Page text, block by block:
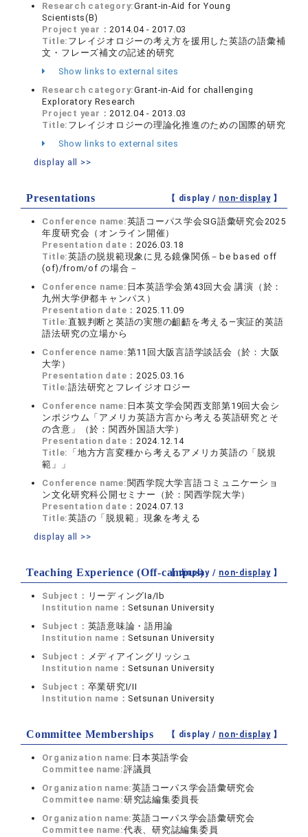
Research category:Grant-in-Aid for Young
Scientists(B)
Project year：2014.04 - 2017.03
Title: フレイジオロジーの考え方を援用した英語の語彙補
文・フレーズ補文の記述的研究
Show links to external sites
Research category:Grant-in-Aid for challenging
Exploratory Research
Project year：2012.04 - 2013.03
Title: フレイジオロジーの理論化推進のための国際的研究
Show links to external sites
display all >>
Presentations 【 display / non-display】
Conference name:英語コーパス学会SIG語彙研究会2025
年度研究会（オンライン開催）
Presentation date：2026.03.18
Title:英語の脱規範現象に見る鏡像関係－be based off
(of)/from/of の場合－
Conference name: 日本英語学会第43回大会 講演（於：
九州大学伊都キャンパス）
Presentation date：2025.11.09
Title:直観判断と英語の実態の齟齬を考える―実証的英語
語法研究の立場から
Conference name:第11回大阪言語学談話会（於：大阪
大学）
Presentation date：2025.03.16
Title:語法研究とフレイジオロジー
Conference name: 日本英文学会関西支部第19回大会シ
ンポジウム「アメリカ英語方言から考える英語研究とそ
の含意」（於：関西外国語大学）
Presentation date：2024.12.14
Title: 「地方方言変種から考えるアメリカ英語の「脱規
範」」
Conference name: 関西学院大学言語コミュニケーショ
ン文化研究科公開セミナー（於：関西学院大学）
Presentation date：2024.07.13
Title:英語の「脱規範」現象を考える
display all >>
Teaching Experience (Off-campus)
【 display / non-display】
Subject： リーディングIa/Ib
Institution name： Setsunan University
Subject： 英語意味論・語用論
Institution name： Setsunan University
Subject： メディアイングリッシュ
Institution name： Setsunan University
Subject： 卒業研究I/II
Institution name： Setsunan University
Committee Memberships 【 display / non-display】
Organization name: 日本英語学会
Committee name:評議員
Organization name:英語コーパス学会語彙研究会
Committee name:研究誌編集委員長
Organization name:英語コーパス学会語彙研究会
Committee name:代表、研究誌編集委員